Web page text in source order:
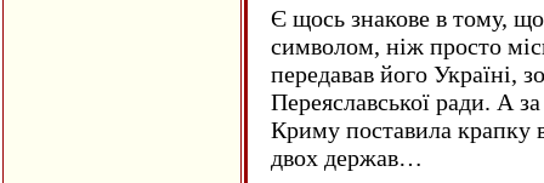
Є щось знакове в тому, що
символом, ніж просто
передавав його Україні,
Переяславської ради. А
Криму поставила крапку
двох держав…